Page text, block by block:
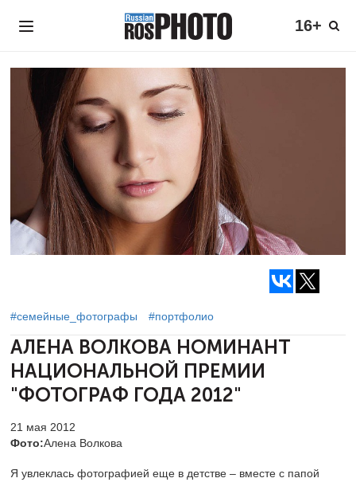
16+
#семейные_фотографы #портфолио
АЛЕНА ВОЛКОВА НОМИНАНТ
НАЦИОНАЛЬНОЙ ПРЕМИИ
"ФОТОГРАФ ГОДА 2012"
21 мая 2012
Фото:Алена Волкова
Я увлеклась фотографией еще в детстве – вместе с папой